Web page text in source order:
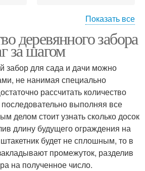
воздействия
Деревянные заборы
Забор из
металлического
штакетника
Показать все
деревянного забора
за шагом
забор для сада и дачи можно
не нанимая специально
рассчитать количество
выполняя все
делом стоит узнать сколько досок
длину будущего ограждения на
будет не сплошным, то в
промежуток, разделив
на полученное число.